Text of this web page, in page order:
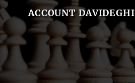
ACCOUNT DAVIDEGHI